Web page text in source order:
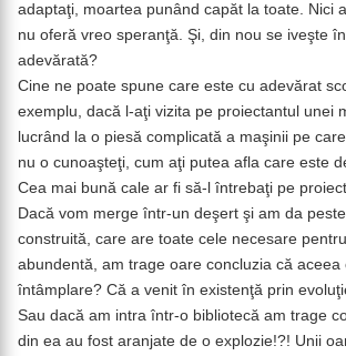
adaptaţi, moartea punând capăt la toate. Nici
nu oferă vreo speranţă. Şi, din nou se iveşte
adevărată?
Cine ne poate spune care este cu adevărat
exemplu, dacă l-aţi vizita pe proiectantul unei
lucrând la o piesă complicată a maşinii pe
nu o cunoaşteţi, cum aţi putea afla care este
Cea mai bună cale ar fi să-l întrebaţi pe
Dacă vom merge într-un deşert şi am da
construită, care are toate cele necesare
abundentă, am trage oare concluzia că aceea
întâmplare? Că a venit în existenţă prin
Sau dacă am intra într-o bibliotecă am trage
din ea au fost aranjate de o explozie!?! Unii